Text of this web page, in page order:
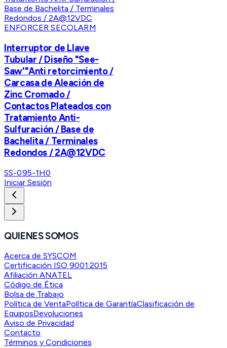
ENFORCER SECOLARM
Interruptor de Llave
Tubular / Diseño "See-
Saw'"Anti retorcimiento /
Carcasa de Aleación de
Zinc Cromado /
Contactos Plateados con
Tratamiento Anti-
Sulfuración / Base de
Bachelita / Terminales
Redondos / 2A@12VDC
SS-095-1H0
Iniciar Sesión
QUIENES SOMOS
Acerca de SYSCOM
Certificación ISO 9001:2015
Afiliación ANATEL
Código de Ética
Bolsa de Trabajo
Política de VentaPolítica de GarantíaClasificación de
EquiposDevoluciones
Aviso de Privacidad
Contacto
Términos y Condiciones